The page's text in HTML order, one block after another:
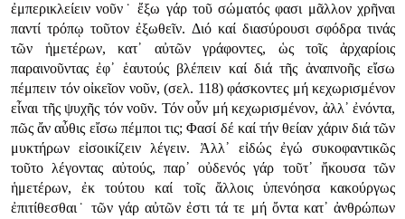
ἐμπερικλείειν νοῦν˙ ἔξω γάρ τοῦ σώματός φασι μᾶλλον χρῆναι
παντί τρόπῳ τοῦτον ἐξωθεῖν. Διό καί διασύρουσι σφόδρα τινάς
τῶν ἡμετέρων, κατ᾿ αὐτῶν γράφοντες, ὡς τοῖς ἀρχαρίοις
παραινοῦντας ἐφ᾿ ἑαυτούς βλέπειν καί διά τῆς ἀναπνοῆς εἴσω
πέμπειν τόν οἰκεῖον νοῦν, (σελ. 118) φάσκοντες μή κεχωρισμένον
εἶναι τῆς ψυχῆς τόν νοῦν. Τόν οὖν μή κεχωρισμένον, ἀλλ᾿ ἐνόντα,
πῶς ἄν αὖθις εἴσω πέμποι τις; Φασί δέ καί τήν θείαν χάριν διά τῶν
μυκτήρων εἰσοικίζειν λέγειν. Ἀλλ᾿ εἰδώς ἐγώ συκοφαντικῶς
τοῦτο λέγοντας αὐτούς, παρ᾿ οὐδενός γάρ τοῦτ᾿ ἤκουσα τῶν
ἡμετέρων, ἐκ τούτου καί τοῖς ἄλλοις ὑπενόησα κακούργως
ἐπιτίθεσθαι˙ τῶν γάρ αὐτῶν ἐστι τά τε μή ὄντα κατ᾿ ἀνθρώπων